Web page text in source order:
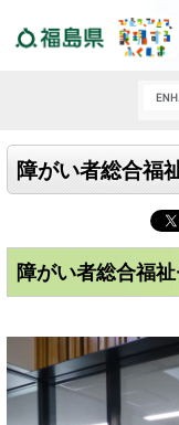
障がい者総合福
障がい者総合福